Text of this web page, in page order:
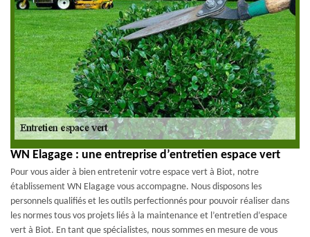
WN Elagage : une entreprise d’entretien espace vert
Pour vous aider à bien entretenir votre espace vert à Biot, notre
établissement WN Elagage vous accompagne. Nous disposons les
personnels qualifiés et les outils perfectionnés pour pouvoir réaliser dans
les normes tous vos projets liés à la maintenance et l’entretien d’espace
vert à Biot. En tant que spécialistes, nous sommes en mesure de vous